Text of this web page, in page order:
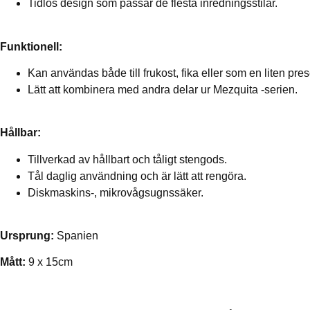
Tidlös design som passar de flesta inredningsstilar.
Funktionell:
Kan användas både till frukost, fika eller som en liten
Lätt att kombinera med andra delar ur Mezquita -serien.
Hållbar:
Tillverkad av hållbart och tåligt stengods.
Tål daglig användning och är lätt att rengöra.
Diskmaskins-, mikrovågsugnssäker.
Ursprung: Spanien
Mått: 9 x 15cm